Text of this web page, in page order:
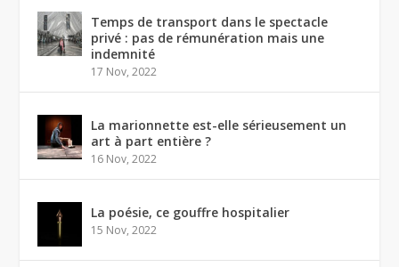
Temps de transport dans le spectacle
privé : pas de rémunération mais une
indemnité
17 Nov, 2022
La marionnette est-elle sérieusement un
art à part entière ?
16 Nov, 2022
La poésie, ce gouffre hospitalier
15 Nov, 2022